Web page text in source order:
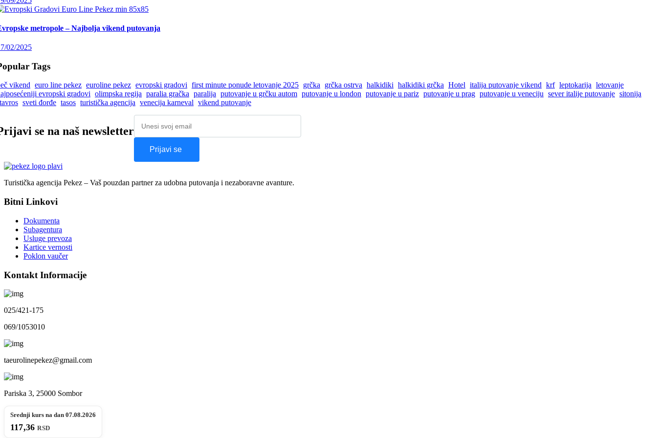
metropole – Najbolja vikend putovanja
02/2025
Tags
vikend euro line pekez euroline pekez evropski gradovi first minute ponude letovanje 2025 grčka grčka ostrva halkidiki halkidiki grčka Hotel italija putovanje vikend krf leptokarija letovanje
evropski gradovi olimpska regija paralia gračka paralija putovanje u grčku autom putovanje u london putovanje u pariz putovanje u prag putovanje u veneciju sever italije putovanje sitonija
sveti đorđe tasos turistička agencija venecija karneval vikend putovanje
se na naš newsletter
Prijavi se
Turistička agencija Pekez – Vaš pouzdan partner za udobna putovanja i nezaboravne avanture.
Bitni Linkovi
Dokumenta
Subagentura
Usluge prevoza
Kartice vernosti
Poklon vaučer
Kontakt Informacije
025/421-175
069/1053010
taeurolinepekez@gmail.com
Pariska 3, 25000 Sombor
Srednji kurs na dan 07.08.2026
117,36RSD